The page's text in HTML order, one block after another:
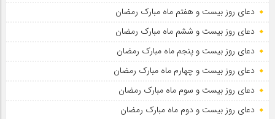
دعای روز بیست و هفتم ماه مبارک رمضان
دعای روز بیست و ششم ماه مبارک رمضان
دعای روز بیست و پنجم ماه مبارک رمضان
دعای روز بیست و چهارم ماه مبارک رمضان
دعای روز بیست و سوم ماه مبارک رمضان
دعای روز بیست و دوم ماه مبارک رمضان